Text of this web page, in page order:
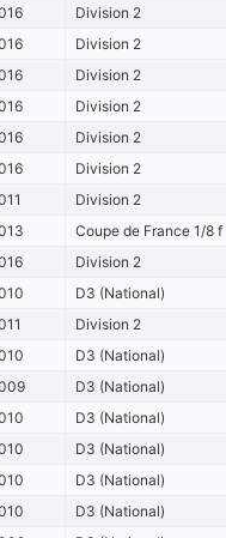
Division 2
Division 2
Division 2
Division 2
Division 2
Division 2
Division 2
Coupe de France 1/8 f
Division 2
D3 (National)
Division 2
D3 (National)
D3 (National)
D3 (National)
D3 (National)
D3 (National)
D3 (National)